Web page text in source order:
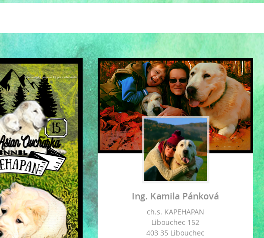
Středoasijský pastevecký pes - středoasiat
Ing. Kamila Pánková
ch.s. KAPEHAPAN
Libouchec 152
403 35 Libouchec